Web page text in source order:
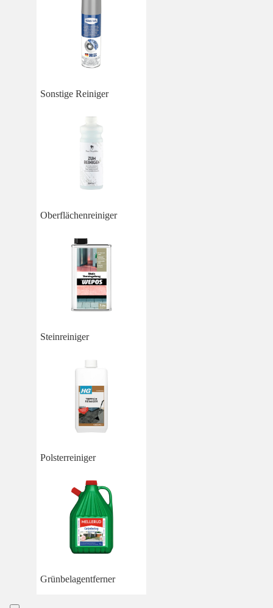
Sonstige Reiniger
Oberflächenreiniger
Steinreiniger
Polsterreiniger
Grünbelagentferner